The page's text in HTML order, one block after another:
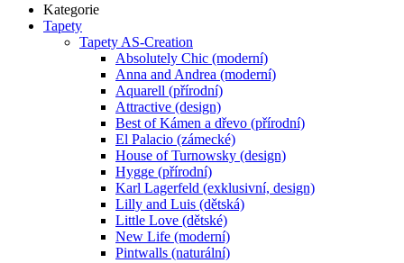
Kategorie
Tapety
Tapety AS-Creation
Absolutely Chic (moderní)
Anna and Andrea (moderní)
Aquarell (přírodní)
Attractive (design)
Best of Kámen a dřevo (přírodní)
El Palacio (zámecké)
House of Turnowsky (design)
Hygge (přírodní)
Karl Lagerfeld (exklusivní, design)
Lilly and Luis (dětská)
Little Love (dětské)
New Life (moderní)
Pintwalls (naturální)